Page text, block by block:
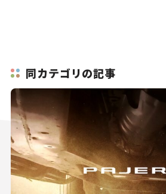
同カテゴリの記事